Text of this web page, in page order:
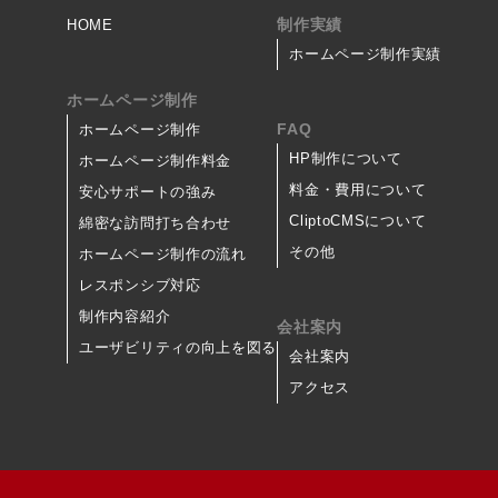
HOME
ホームページ制作
ホームページ制作
ホームページ制作料金
安心サポートの強み
綿密な訪問打ち合わせ
ホームページ制作の流れ
レスポンシブ対応
制作内容紹介
ユーザビリティの向上を図る
制作実績
ホームページ制作実績
FAQ
HP制作について
料金・費用について
CliptoCMSについて
その他
会社案内
会社案内
アクセス